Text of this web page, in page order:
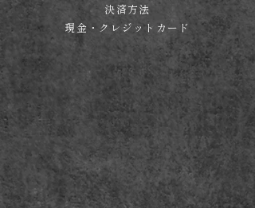
決済方法
現金・クレジットカード